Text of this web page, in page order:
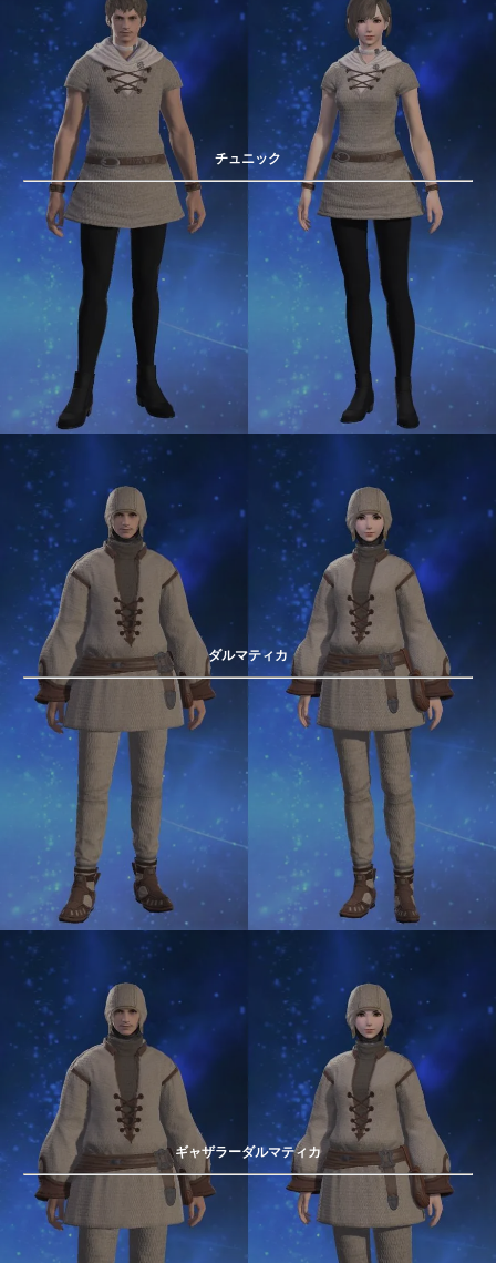
チュニック
ダルマティカ
ギャザラーダルマティカ